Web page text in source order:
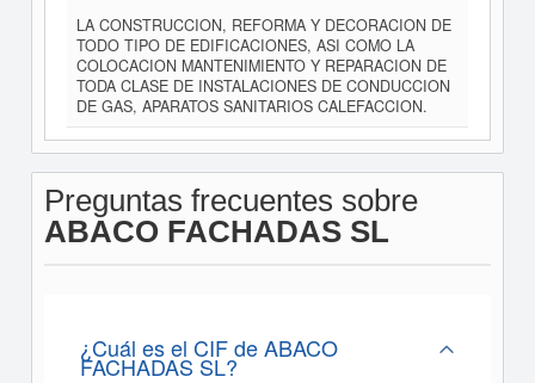
LA CONSTRUCCION, REFORMA Y DECORACION DE
TODO TIPO DE EDIFICACIONES, ASI COMO LA
COLOCACION MANTENIMIENTO Y REPARACION DE
TODA CLASE DE INSTALACIONES DE CONDUCCION
DE GAS, APARATOS SANITARIOS CALEFACCION.
Preguntas frecuentes sobre
ABACO FACHADAS SL
¿Cuál es el CIF de ABACO
FACHADAS SL?